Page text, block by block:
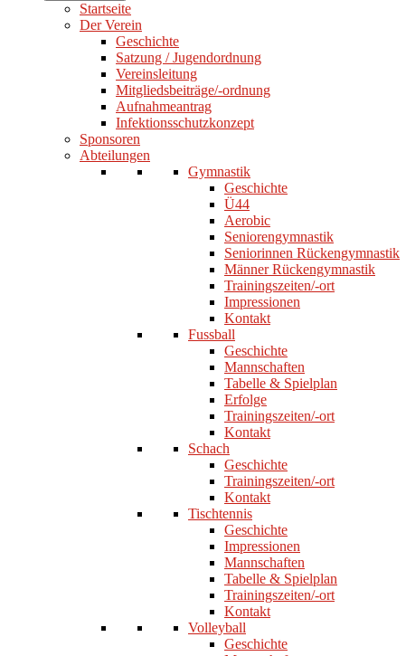
Startseite
Der Verein
Geschichte
Satzung / Jugendordnung
Vereinsleitung
Mitgliedsbeiträge/-ordnung
Aufnahmeantrag
Infektionsschutzkonzept
Sponsoren
Abteilungen
Gymnastik
Geschichte
Ü44
Aerobic
Seniorengymnastik
Seniorinnen Rückengymnastik
Männer Rückengymnastik
Trainingszeiten/-ort
Impressionen
Kontakt
Fussball
Geschichte
Mannschaften
Tabelle & Spielplan
Erfolge
Trainingszeiten/-ort
Kontakt
Schach
Geschichte
Trainingszeiten/-ort
Kontakt
Tischtennis
Geschichte
Impressionen
Mannschaften
Tabelle & Spielplan
Trainingszeiten/-ort
Kontakt
Volleyball
Geschichte